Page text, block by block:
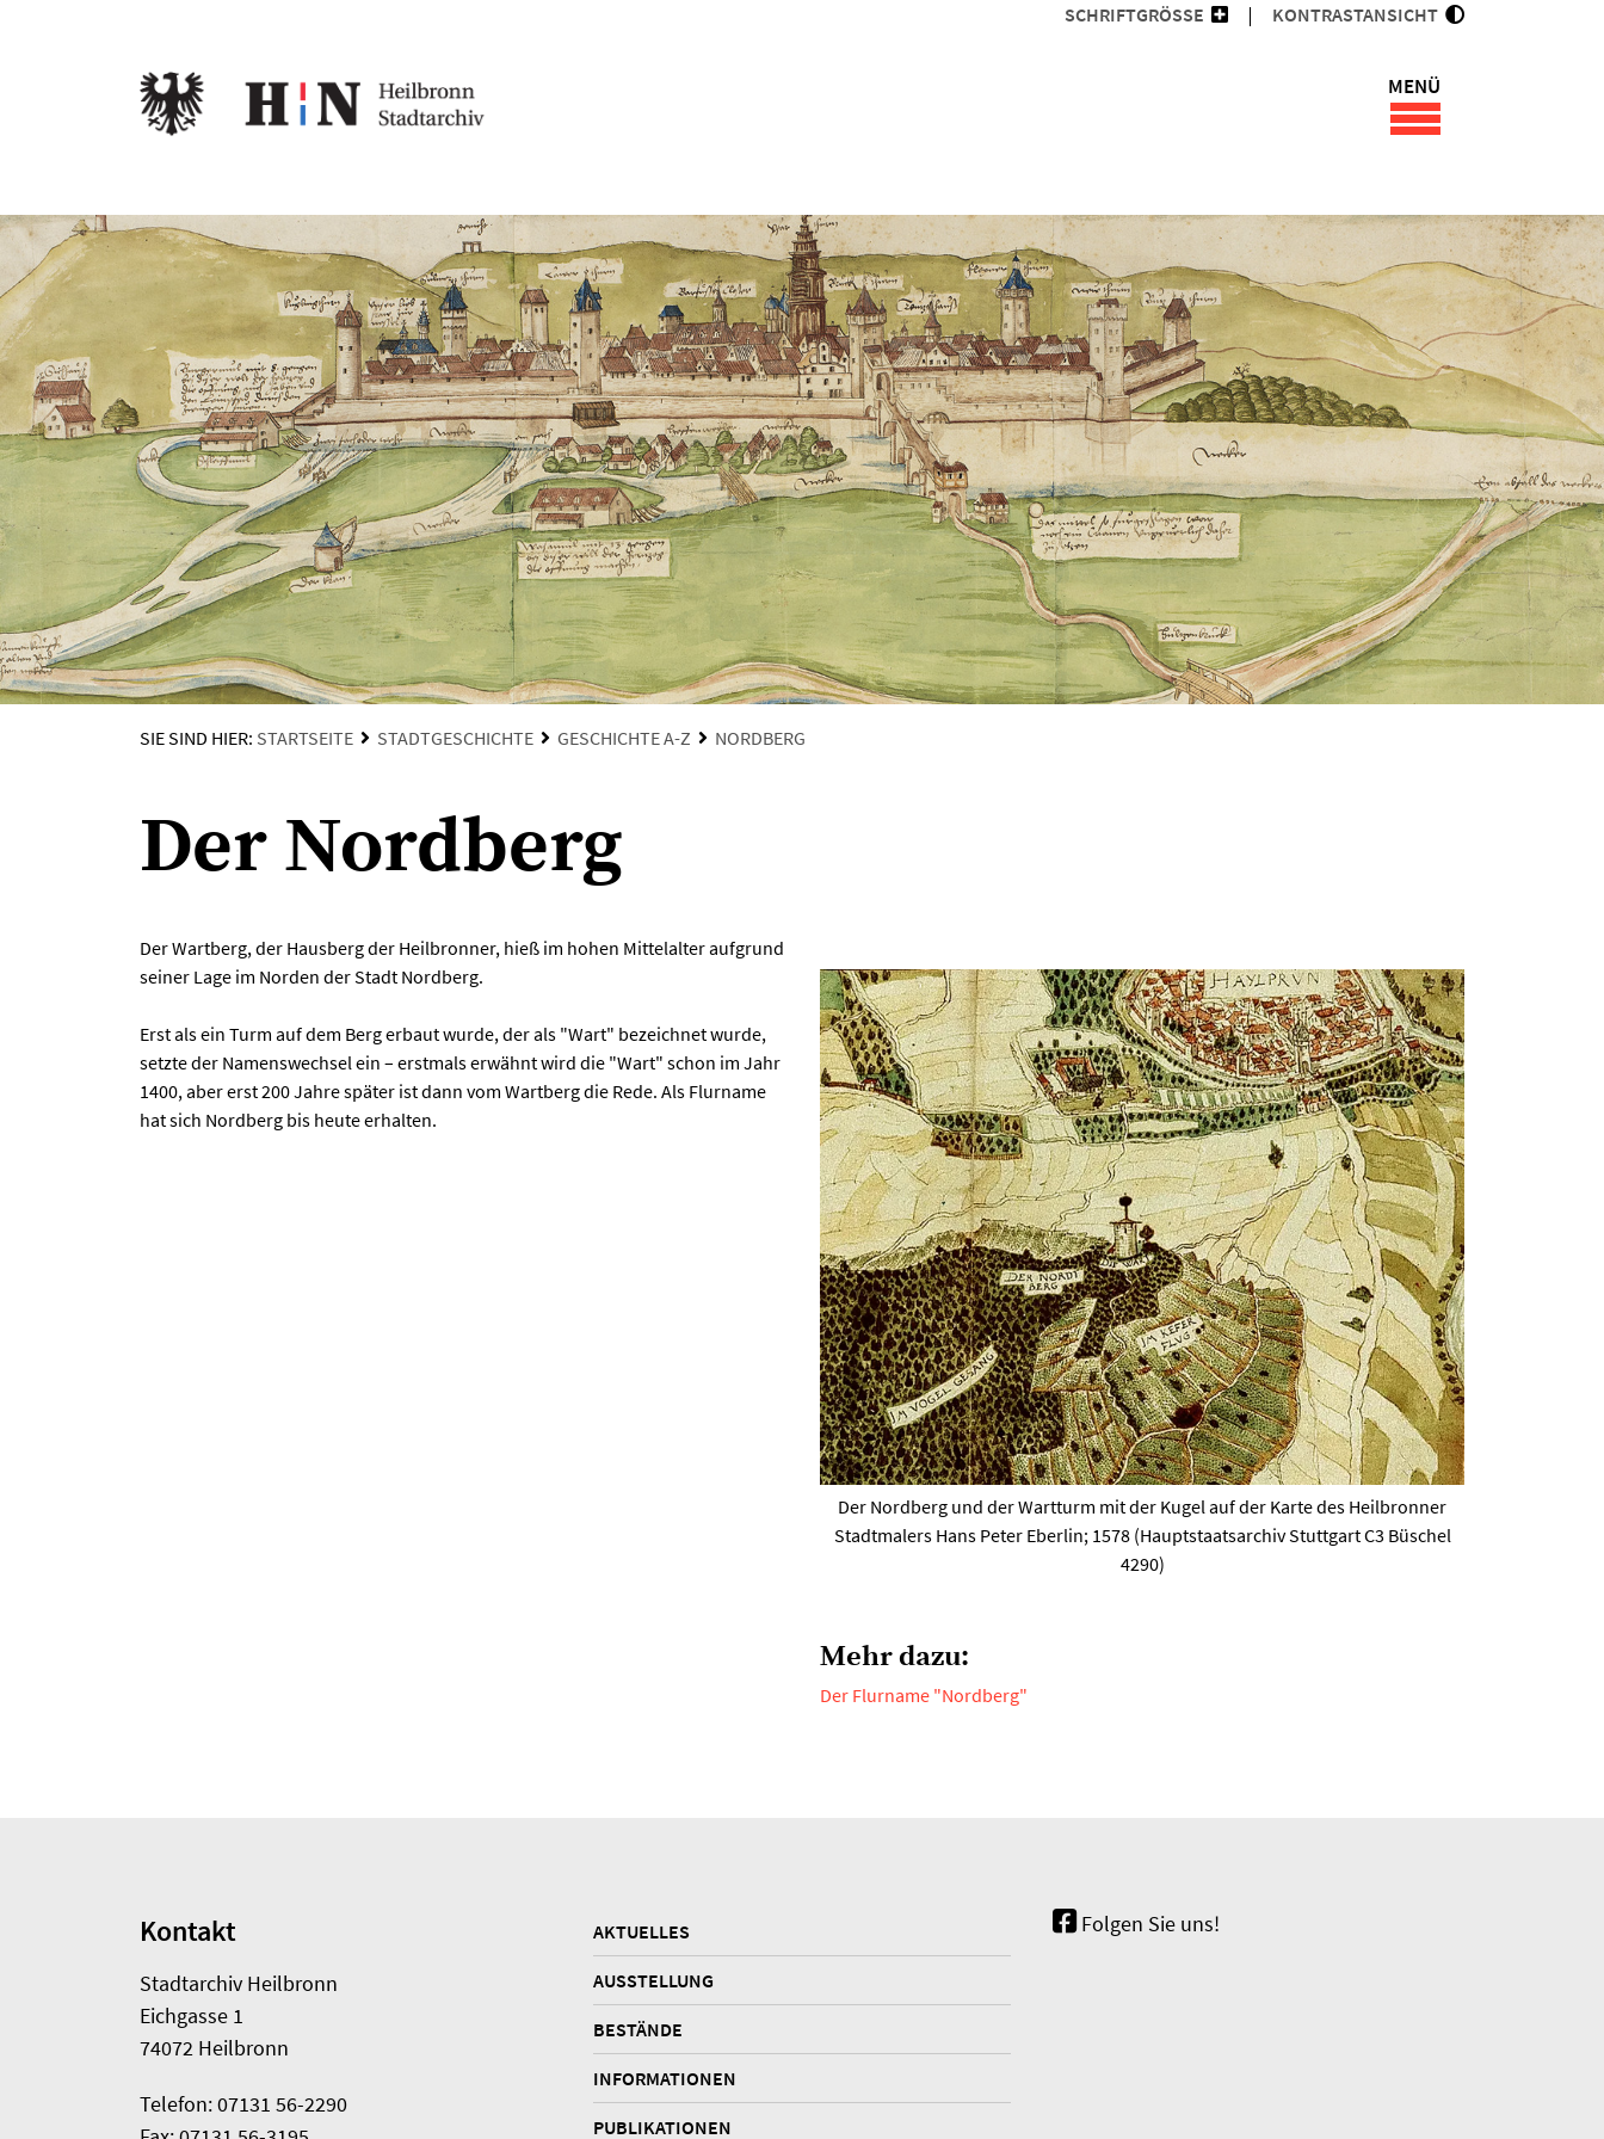
SCHRIFTGRÖSSE KONTRASTANSICHT
MENÜ
SIE SIND HIER: STARTSEITE STADTGESCHICHTE GESCHICHTE A-Z NORDBERG
Der Nordberg
Der Wartberg, der Hausberg der Heilbronner, hieß im hohen Mittelalter aufgrund
seiner Lage im Norden der Stadt Nordberg.
Erst als ein Turm auf dem Berg erbaut wurde, der als "Wart" bezeichnet wurde,
setzte der Namenswechsel ein – erstmals erwähnt wird die "Wart" schon im Jahr
1400, aber erst 200 Jahre später ist dann vom Wartberg die Rede. Als Flurname
hat sich Nordberg bis heute erhalten.
Der Nordberg und der Wartturm mit der Kugel auf der Karte des Heilbronner
Stadtmalers Hans Peter Eberlin; 1578 (Hauptstaatsarchiv Stuttgart C3 Büschel
4290)
Mehr dazu:
Der Flurname "Nordberg"
Kontakt
Stadtarchiv Heilbronn
Eichgasse 1
74072 Heilbronn
Telefon: 07131 56-2290
AKTUELLES
AUSSTELLUNG
BESTÄNDE
INFORMATIONEN
PUBLIKATIONEN
Folgen Sie uns!